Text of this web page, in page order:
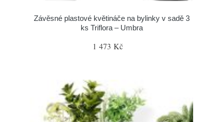
Závěsné plastové květináče na bylinky v sadě 3
ks Triflora – Umbra
1 473 Kč